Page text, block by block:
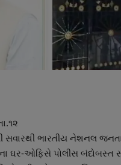
ભારતીય નેશનલ જનતા
ઘર-ઓફિસે પોલીસ